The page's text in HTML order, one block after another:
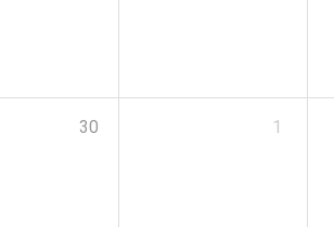
30 1